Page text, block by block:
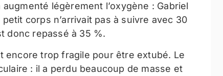
légèrement l’oxygène : Gabriel
corps n’arrivait pas à suivre avec 30
donc repassé à 35 %.
encore trop fragile pour être extubé. Le
: il a perdu beaucoup de masse et